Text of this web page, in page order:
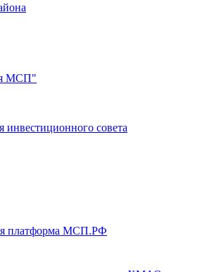
МСП"
инвестиционного совета
платформа МСП.РФ